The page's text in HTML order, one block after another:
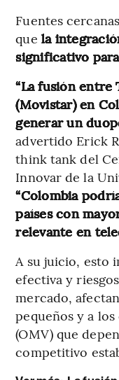
Fuentes
que la
significativo
“La fusión
(Movistar) en
generar un
advertido Erick
think tank del
Innovar de la
“Colombia
países con
relevante en
A su juicio, esto
efectiva y
mercado,
pequeños y a
(OMV) que
competitivo